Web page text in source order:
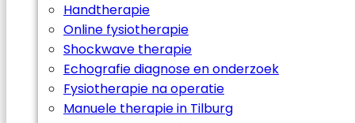
Handtherapie
Online fysiotherapie
Shockwave therapie
Echografie diagnose en onderzoek
Fysiotherapie na operatie
Manuele therapie in Tilburg